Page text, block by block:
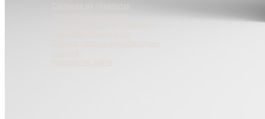
Согласие на обработку
Договор оферты купли/продажи